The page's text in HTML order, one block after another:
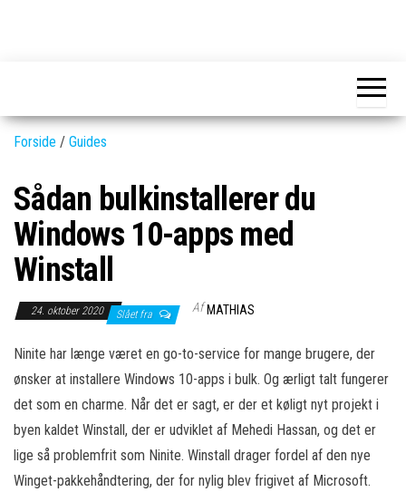
nyeste
Forside / Guides
Sådan bulkinstallerer du
Windows 10-apps med
Winstall
24. oktober 2020 Slået fra Af MATHIAS
Ninite har længe været en go-to-service for mange brugere, der
ønsker at installere Windows 10-apps i bulk. Og ærligt talt fungerer
det som en charme. Når det er sagt, er der et køligt nyt projekt i
byen kaldet Winstall, der er udviklet af Mehedi Hassan, og det er
lige så problemfrit som Ninite. Winstall drager fordel af den nye
Winget-pakkehåndtering, der for nylig blev frigivet af Microsoft.